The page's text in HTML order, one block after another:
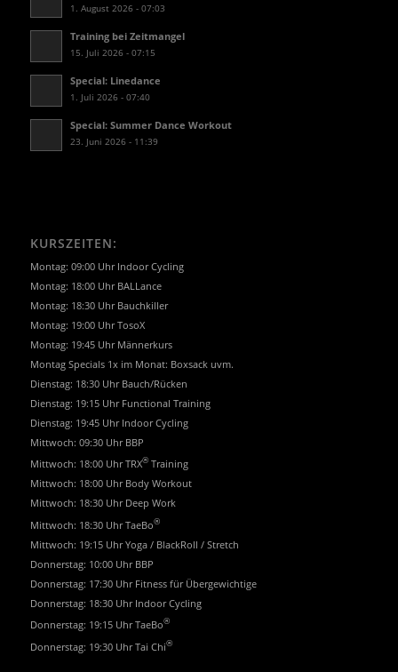
1. August 2026 - 07:03
Training bei Zeitmangel
15. Juli 2026 - 07:15
Special: Linedance
1. Juli 2026 - 07:40
Special: Summer Dance Workout
23. Juni 2026 - 11:39
KURSZEITEN:
Montag: 09:00 Uhr Indoor Cycling
Montag: 18:00 Uhr BALLance
Montag: 18:30 Uhr Bauchkiller
Montag: 19:00 Uhr TosoX
Montag: 19:45 Uhr Männerkurs
Montag Specials 1x im Monat: Boxsack uvm.
Dienstag: 18:30 Uhr Bauch/Rücken
Dienstag: 19:15 Uhr Functional Training
Dienstag: 19:45 Uhr Indoor Cycling
Mittwoch: 09:30 Uhr BBP
Mittwoch: 18:00 Uhr TRX®Training
Mittwoch: 18:00 Uhr Body Workout
Mittwoch: 18:30 Uhr Deep Work
Mittwoch: 18:30 Uhr TaeBo®
Mittwoch: 19:15 Uhr Yoga / BlackRoll / Stretch
Donnerstag: 10:00 Uhr BBP
Donnerstag: 17:30 Uhr Fitness für Übergewichtige
Donnerstag: 18:30 Uhr Indoor Cycling
Donnerstag: 19:15 Uhr TaeBo®
Donnerstag: 19:30 Uhr Tai Chi®